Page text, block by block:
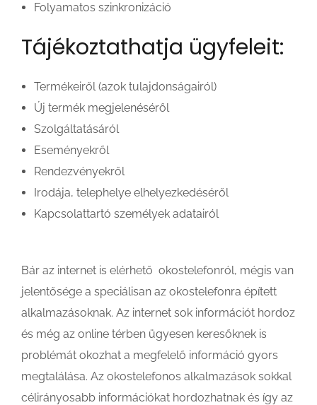
Folyamatos szinkronizáció
Tájékoztathatja ügyfeleit:
Termékeiről (azok tulajdonságairól)
Új termék megjelenéséről
Szolgáltatásáról
Eseményekről
Rendezvényekről
Irodája, telephelye elhelyezkedéséről
Kapcsolattartó személyek adatairól
Bár az internet is elérhető okostelefonról, mégis van
jelentősége a speciálisan az okostelefonra épített
alkalmazásoknak. Az internet sok információt hordoz
és még az online térben ügyesen keresőknek is
problémát okozhat a megfelelő információ gyors
megtalálása. Az okostelefonos alkalmazások sokkal
célirányosabb információkat hordozhatnak és így az